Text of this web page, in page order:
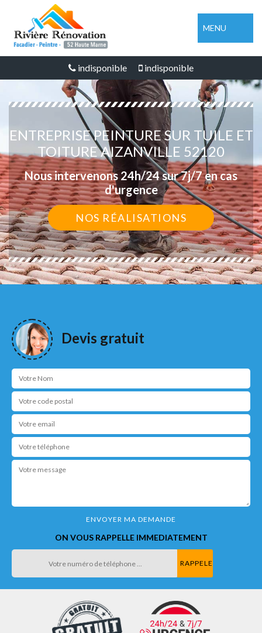
MENU
indisponible indisponible
ENTREPRISE PEINTURE SUR TUILE ET
TOITURE AIZANVILLE 52120
Nous intervenons 24h/24 sur 7j/7 en cas
d'urgence
NOS RÉALISATIONS
Devis gratuit
ON VOUS RAPPELLE IMMEDIATEMENT